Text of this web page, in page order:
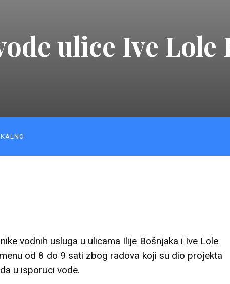
ulice Ive
vodnih usluga u ulicama Ilije Bošnjaka i Ive Lole
od 8 do 9 sati zbog radova koji su dio projekta
u isporuci vode.